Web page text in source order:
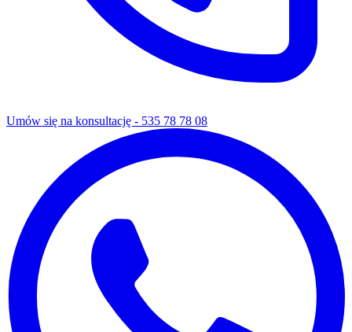
Umów się na konsultację - 535 78 78 08